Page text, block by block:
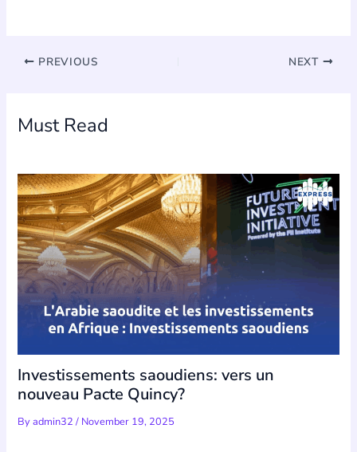
PREVIOUS NEXT
Must Read
Investissements saoudiens: vers un
nouveau Pacte Quincy?
Byadmin32/ November 19, 2025